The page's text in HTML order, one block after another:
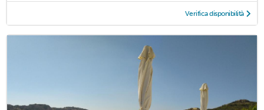
Verifica disponibilità